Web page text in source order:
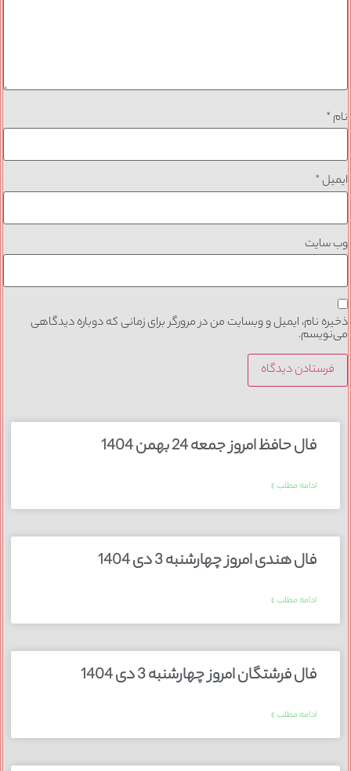
نام *
ایمیل*
وب‌ سایت
ذخیره نام، ایمیل و وبسایت من در مرورگر برای زمانی که دوباره دیدگاهی
می‌نویسم.
فال حافظ امروز جمعه 24 بهمن 1404
ادامه مطلب »
فال هندی امروز چهارشنبه 3 دی 1404
ادامه مطلب »
فال فرشتگان امروز چهارشنبه 3 دی 1404
ادامه مطلب »